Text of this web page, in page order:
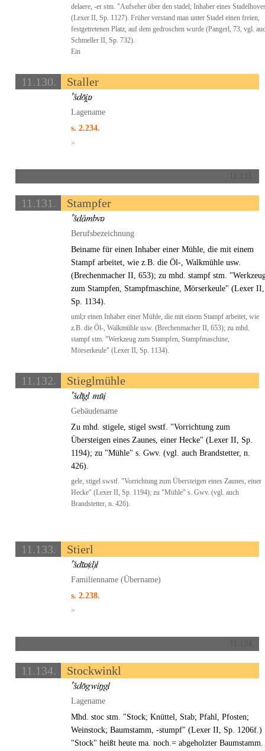
delaere, -er stm. "Aufseher über den stadel; Inhaber eines
(Lexer II, Sp. 1127). Früher verstand man unter Stadel einen freien,
festgetretenen Platz, auf dem gedroschen wurde (Pangerl, 73, vgl.
Schmeller II, Sp. 732).
Ein
11.130. Staller
Lagename
s. 2.234.
>
11.131. Stampfer
Berufsbezeichnung
Beiname für einen Inhaber einer Mühle, die mit einem
Stampf arbeitet, wie z.B. die Öl-, Walkmühle usw.
(Brechenmacher II, 653); zu mhd. stampf stm.
zum Stampfen, Stampfmaschine, Mörserkeule" (Lexer II,
Sp. 1134).
uml;r einen Inhaber einer Mühle, die mit einem Stampf arbeitet, wie
z.B. die Öl-, Walkmühle usw. (Brechenmacher II, 653); zu mhd.
stampf stm. "Werkzeug zum Stampfen, Stampfmaschine,
Mörserkeule" (Lexer II, Sp. 1134).
11.132. Stieglmühle
Gebäudename
Zu mhd. stigele, stigel swstf. "Vorrichtung zum
Übersteigen eines Zaunes, einer Hecke" (Lexer II, Sp.
1194); zu "Mühle" s. Gwv. (vgl. auch Brandstetter, n.
426).
gele, stigel swstf. "Vorrichtung zum Übersteigen eines Zaunes, einer
Hecke" (Lexer II, Sp. 1194); zu "Mühle" s. Gwv. (vgl. auch
Brandstetter, n. 426).
11.133. Stierl
Familienname (Übername)
s. 2.238.
>
11.134. Stockwinkl
Lagename
Mhd. stoc stm. "Stock; Knüttel, Stab; Pfahl, Pfosten;
Weinstock; Baumstamm, -stumpf" (Lexer II, Sp. 1206f.)
"Stock" heißt heute ma. noch.= abgeholzter Baumstamm.